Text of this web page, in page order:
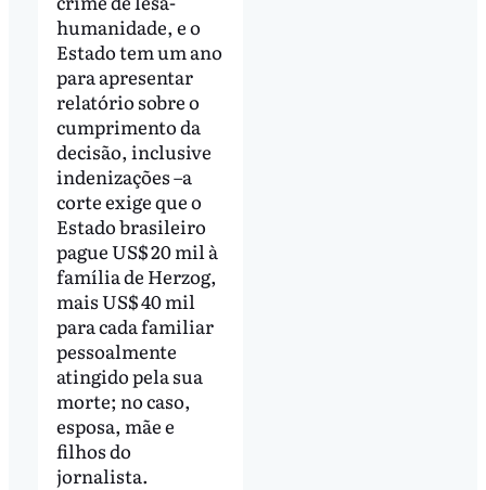
humanidade, e o
Estado tem um ano
para apresentar
relatório sobre o
cumprimento da
decisão, inclusive
indenizações –a
corte exige que o
Estado brasileiro
pague US$ 20 mil à
família de Herzog,
mais US$ 40 mil
para cada familiar
pessoalmente
atingido pela sua
morte; no caso,
esposa, mãe e
filhos do
jornalista.